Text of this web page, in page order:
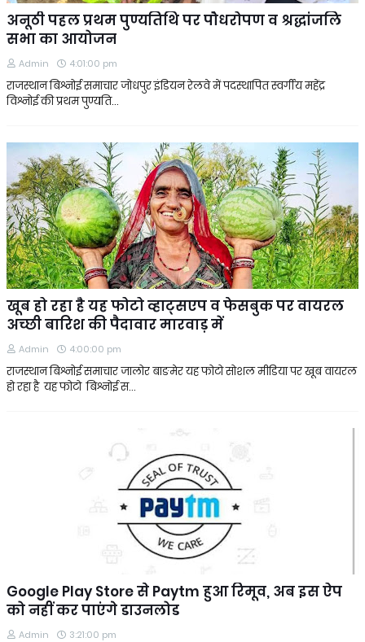
अनूठी पहल प्रथम पुण्यतिथि पर पौधरोपण व श्रद्धांजलि
सभा का आयोजन
Admin 4:01:00 pm
राजस्थान बिश्नोई समाचार जोधपुर इंडियन रेलवे में पदस्थापित स्वर्गीय महेंद्र
विश्नोई की प्रथम पुण्यति…
खूब हो रहा है यह फोटो व्हाट्सएप व फेसबुक पर वायरल
अच्छी बारिश की पैदावार मारवाड़ में
Admin 4:00:00 pm
राजस्थान बिश्नोई समाचार जालोर बाङमेर यह फोटो सोशल मीडिया पर खूब वायरल
हो रहा है यह फोटो बिश्नोई स…
Google Play Store से Paytm हुआ रिमूव, अब इस ऐप
को नहीं कर पाएंगे डाउनलोड
Admin 3:21:00 pm